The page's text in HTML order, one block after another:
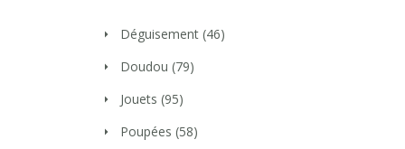
Déguisement (46)
Doudou (79)
Jouets (95)
Poupées (58)